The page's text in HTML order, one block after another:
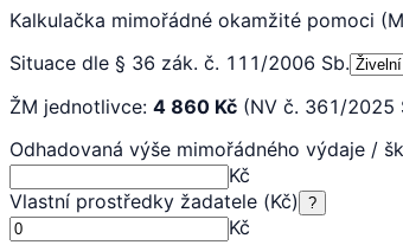
Kalkulačka mimořádné okamžité pomoci
Situace dle § 36 zák. č. 111/2006 Sb.
ŽM jednotlivce: 4 860 Kč (NV č. 361/2025
Odhadovaná výše mimořádného výdaje /
Kč
Vlastní prostředky žadatele (Kč)
?
Kč